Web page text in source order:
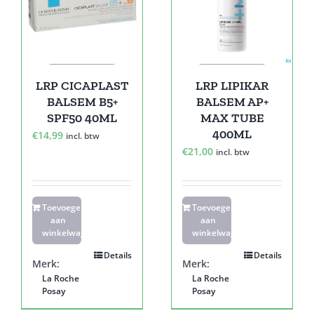
LRP CICAPLAST
BALSEM B5+
SPF50 40ML
€14,99 incl. btw
Toevoegen
aan
winkelwagen
Details
Merk:
La Roche
Posay
LRP LIPIKAR
BALSEM AP+
MAX TUBE
400ML
€21,00 incl. btw
Toevoegen
aan
winkelwagen
Details
Merk:
La Roche
Posay